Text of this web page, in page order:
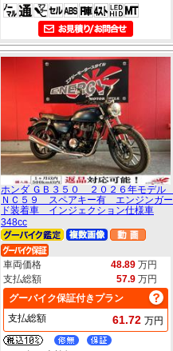
ホンダ ＧＢ３５０ ２０２６年モデル
ＮＣ５９ スペアキー有 エンジンガー
ド装着車 インジェクション仕様車
348cc
車両価格 48.89 万円
支払総額
57.9 万円
グーバイク保証付きプラン
支払総額
61.72 万円